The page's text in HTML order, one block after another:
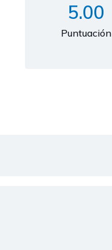
5.00
Puntuación